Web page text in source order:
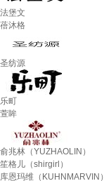
法堡文
蓓沐格
圣纺源
乐町
萱眸
俞兆林（YUZHAOLIN）
笙格儿（shirgirl）
库恩玛维（KUHNMARVIN）